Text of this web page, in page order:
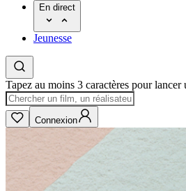
En direct
Jeunesse
Tapez au moins 3 caractères pour lancer
Connexion